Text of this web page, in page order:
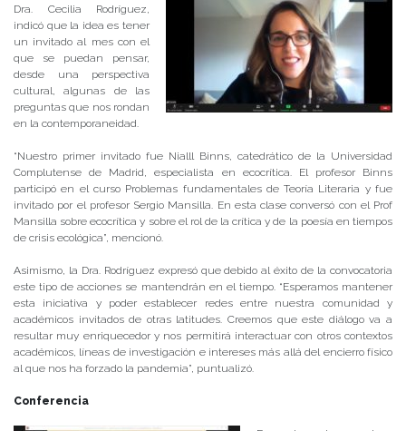
Dra. Cecilia Rodríguez,
indicó que la idea es tener
un invitado al mes con el
que se puedan pensar,
desde una perspectiva
cultural, algunas de las
preguntas que nos rondan
en la contemporaneidad.
“Nuestro primer invitado fue Nialll Binns, catedrático de la Universidad
Complutense de Madrid, especialista en ecocrítica. El profesor Binns
participó en el curso Problemas fundamentales de Teoría Literaria y fue
invitado por el profesor Sergio Mansilla. En esta clase conversó con el Prof
Mansilla sobre ecocrítica y sobre el rol de la crítica y de la poesía en tiempos
de crisis ecológica”, mencionó.
Asimismo, la Dra. Rodríguez expresó que debido al éxito de la convocatoria
este tipo de acciones se mantendrán en el tiempo. “Esperamos mantener
esta iniciativa y poder establecer redes entre nuestra comunidad y
académicos invitados de otras latitudes. Creemos que este diálogo va a
resultar muy enriquecedor y nos permitirá interactuar con otros contextos
académicos, líneas de investigación e intereses más allá del encierro físico
al que nos ha forzado la pandemia”, puntualizó.
Conferencia